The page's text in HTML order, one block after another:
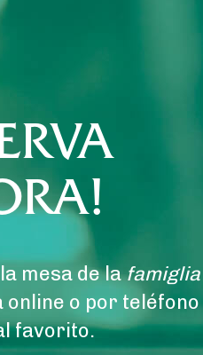
mesa de lafamiglia
online o por teléfono
favorito.